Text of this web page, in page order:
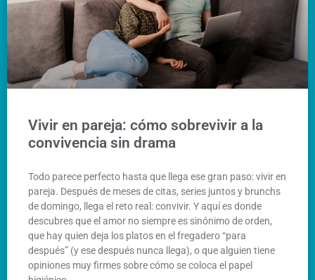
Vivir en pareja: cómo sobrevivir a la
convivencia sin drama
Todo parece perfecto hasta que llega ese gran paso: vivir en
pareja. Después de meses de citas, series juntos y brunchs
de domingo, llega el reto real: convivir. Y aquí es donde
descubres que el amor no siempre es sinónimo de orden,
que hay quien deja los platos en el fregadero “para
después” (y ese después nunca llega), o que alguien tiene
opiniones muy firmes sobre cómo se coloca el papel